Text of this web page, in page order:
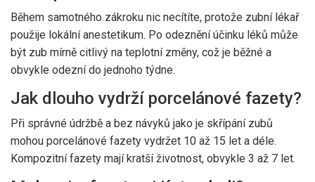
Během samotného zákroku nic necítíte, protože zubní lékař
použije lokální anestetikum. Po odeznění účinku léků může
být zub mírně citlivý na teplotní změny, což je běžné a
obvykle odezní do jednoho týdne.
Jak dlouho vydrží porcelánové fazety?
Při správné údržbě a bez návyků jako je skřípání zubů
mohou porcelánové fazety vydržet 10 až 15 let a déle.
Kompozitní fazety mají kratší životnost, obvykle 3 až 7 let.